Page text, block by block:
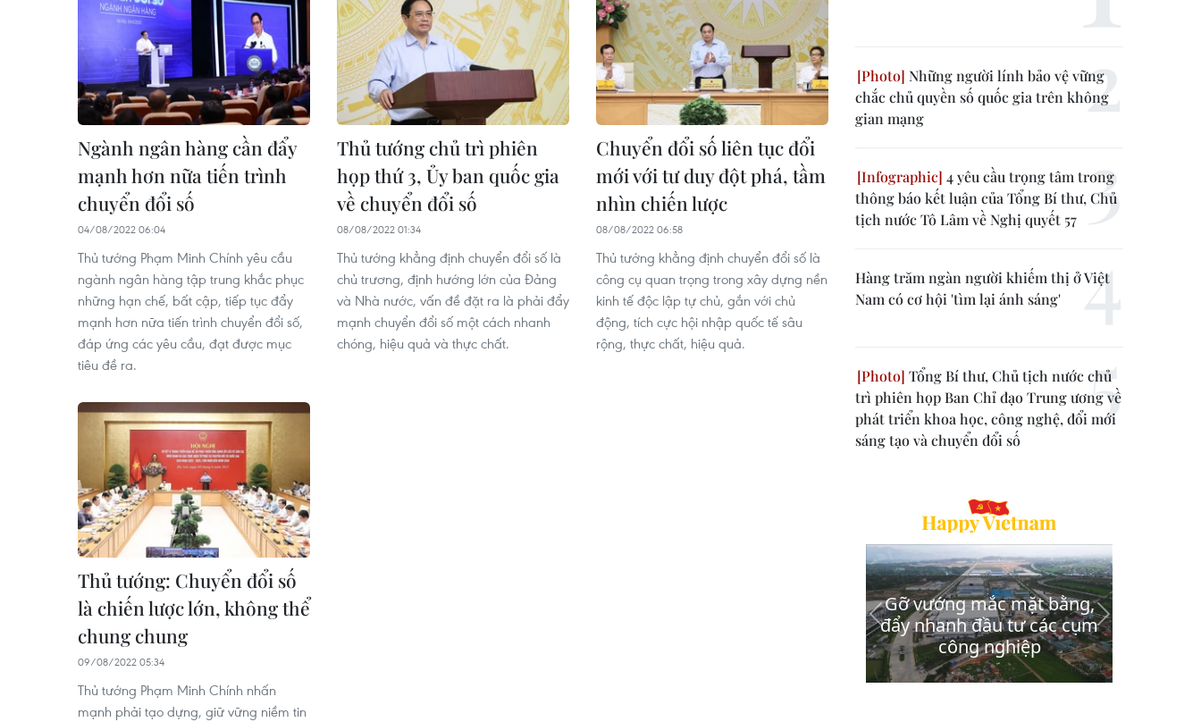
Ngành ngân hàng cần đẩy
mạnh hơn nữa tiến trình
chuyển đổi số
04/08/2022 06:04
Thủ tướng Phạm Minh Chính yêu cầu
ngành ngân hàng tập trung khắc phục
những hạn chế, bất cập, tiếp tục đẩy
mạnh hơn nữa tiến trình chuyển đổi số,
đáp ứng các yêu cầu, đạt được mục
tiêu đề ra.
Thủ tướng chủ trì phiên
họp thứ 3, Ủy ban quốc gia
về chuyển đổi số
08/08/2022 01:34
Thủ tướng khẳng định chuyển đổi số là
chủ trương, định hướng lớn của Đảng
và Nhà nước, vấn đề đặt ra là phải đẩy
mạnh chuyển đổi số một cách nhanh
chóng, hiệu quả và thực chất.
Chuyển đổi số liên tục đổi
mới với tư duy đột phá, tầm
nhìn chiến lược
08/08/2022 06:58
Thủ tướng khẳng định chuyển đổi số là
công cụ quan trọng trong xây dựng nền
kinh tế độc lập tự chủ, gắn với chủ
động, tích cực hội nhập quốc tế sâu
rộng, thực chất, hiệu quả.
Thủ tướng: Chuyển đổi số
là chiến lược lớn, không thể
chung chung
09/08/2022 05:34
Thủ tướng Phạm Minh Chính nhấn
mạnh phải tạo dựng, giữ vững niềm tin
Những người lính bảo vệ vững
chắc chủ quyền số quốc gia trên không
gian mạng
4 yêu cầu trọng tâm trong
thông báo kết luận của Tổng Bí thư, Chủ
tịch nước Tô Lâm về Nghị quyết 57
Hàng trăm ngàn người khiếm thị ở Việt
Nam có cơ hội 'tìm lại ánh sáng'
Tổng Bí thư, Chủ tịch nước chủ
trì phiên họp Ban Chỉ đạo Trung ương về
phát triển khoa học, công nghệ, đổi mới
sáng tạo và chuyển đổi số